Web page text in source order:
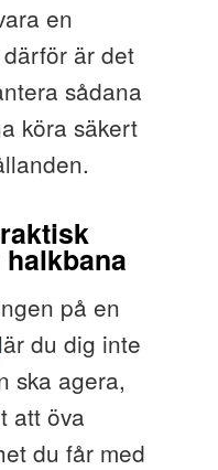
en
är det
sådana
köra säkert
på en
lär du dig inte
ska agera,
att öva
du får med